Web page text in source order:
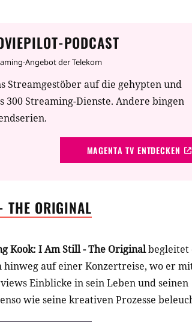
PODCAST
Angebot der Telekom
Streamgestöber auf die gehypten und
300 Streaming-Dienste. Andere bingen
MAGENTA TV ENTDECKEN
THE ORIGINAL
Kook: I Am Still - The Originalbegleitet
hinweg auf einer Konzertreise, wo er
Einblicke in sein Leben und seinen
wie seine kreativen Prozesse